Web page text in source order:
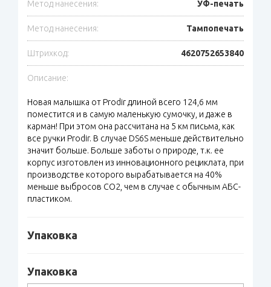
Метод нанесения: УФ-печать
Метод нанесения: Тампопечать
Штрихкод: 4620752653840
Описание:
Новая малышка от Prodir длиной всего 124,6 мм
поместится и в самую маленькую сумочку, и даже в
карман! При этом она рассчитана на 5 км письма, как
все ручки Prodir. В случае DS6S меньше действительно
значит больше. Больше заботы о природе, т.к. ее
корпус изготовлен из инновационного рециклата, при
производстве которого вырабатывается на 40%
меньше выбросов CO2, чем в случае с обычным АБС-
пластиком.
Упаковка
Упаковка